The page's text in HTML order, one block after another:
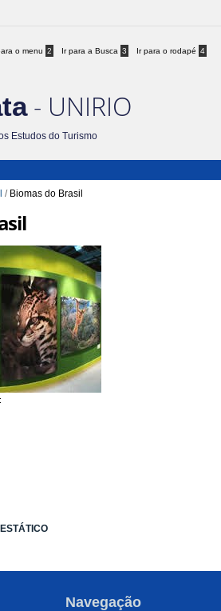
o menu 2 Ir para a Busca 3 Ir para o rodapé 4
- UNIRIO
Estudos do Turismo
/ Biomas do Brasil
Navegação